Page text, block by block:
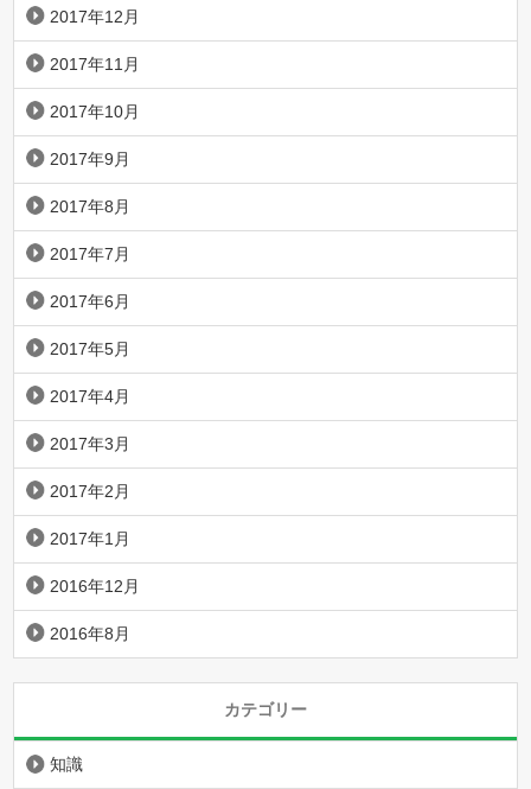
2017年12月
2017年11月
2017年10月
2017年9月
2017年8月
2017年7月
2017年6月
2017年5月
2017年4月
2017年3月
2017年2月
2017年1月
2016年12月
2016年8月
カテゴリー
知識